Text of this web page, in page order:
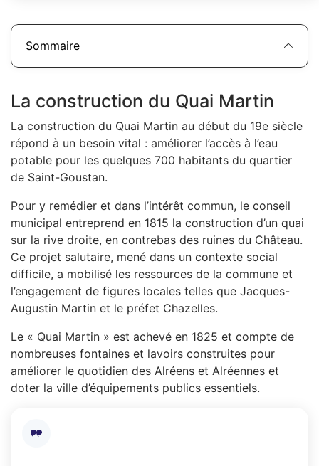
Sommaire
La construction du Quai Martin
La construction du Quai Martin au début du 19e siècle
répond à un besoin vital : améliorer l’accès à l’eau
potable pour les quelques 700 habitants du quartier
de Saint-Goustan.
Pour y remédier et dans l’intérêt commun, le conseil
municipal entreprend en 1815 la construction d’un quai
sur la rive droite, en contrebas des ruines du Château.
Ce projet salutaire, mené dans un contexte social
difficile, a mobilisé les ressources de la commune et
l’engagement de figures locales telles que Jacques-
Augustin Martin et le préfet Chazelles.
Le « Quai Martin » est achevé en 1825 et compte de
nombreuses fontaines et lavoirs construites pour
améliorer le quotidien des Alréens et Alréennes et
doter la ville d’équipements publics essentiels.